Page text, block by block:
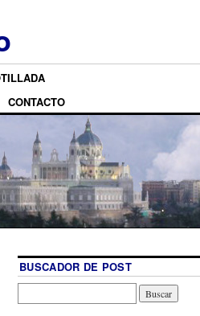
CONTACTO
BUSCADOR DE POST